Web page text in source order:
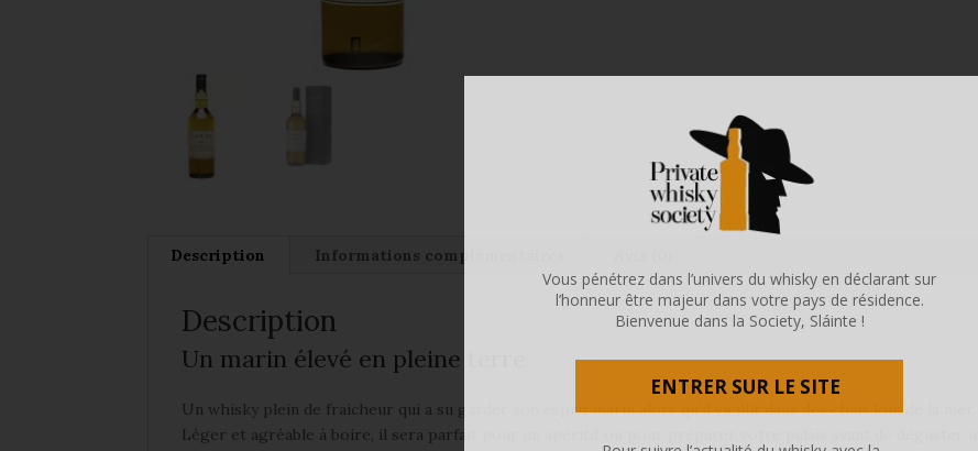
Description Informations complémentaires
Description
Un marin élevé en pleine terre
Un whisky plein de fraicheur qui a su garder son esprit marin alors qu’il vieillit dans des chais loin de la mer.
Léger et agréable à boire, il sera parfait pour un apéritif ou pour préparer votre palais avant de déguster un
Vous pénétrez dans l’univers du whisky en déclarant sur
l’honneur être majeur dans votre pays de résidence.
Bienvenue dans la Society, Sláinte !
ENTRER SUR LE SITE